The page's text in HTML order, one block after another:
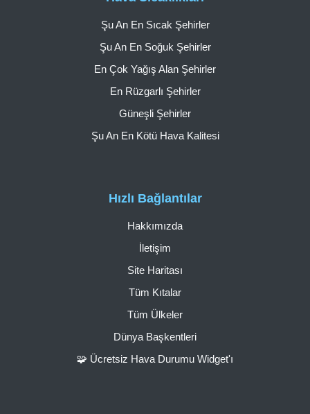
Hızlı Bağlantılar
Hakkımızda
İletişim
Site Haritası
Tüm Kıtalar
Tüm Ülkeler
Dünya Başkentleri
🧩 Ücretsiz Hava Durumu Widget'ı
Şu An En Sıcak Şehirler
Şu An En Soğuk Şehirler
En Çok Yağış Alan Şehirler
En Rüzgarlı Şehirler
Güneşli Şehirler
Şu An En Kötü Hava Kalitesi